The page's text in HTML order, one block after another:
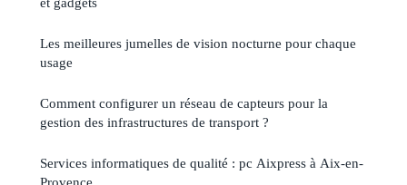
Les meilleures jumelles de vision nocturne pour chaque
usage
Comment configurer un réseau de capteurs pour la
gestion des infrastructures de transport ?
Services informatiques de qualité : pc Aixpress à Aix-en-